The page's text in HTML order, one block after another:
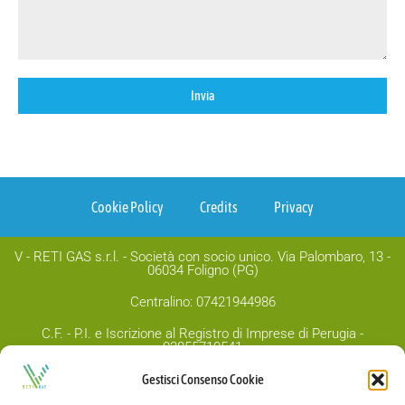
Gestisci Consenso Cookie
Invia
Cookie Policy Credits Privacy
V - RETI GAS s.r.l. - Società con socio unico. Via Palombaro, 13 -
06034 Foligno (PG)
Centralino: 07421944986
C.F. - P.I. e Iscrizione al Registro di Imprese di Perugia -
03855710541
PEC:v-retigas@legalmail.it